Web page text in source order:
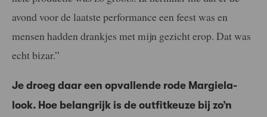
avond voor de laatste performance een feest was en
mensen hadden drankjes met mijn gezicht erop. Dat was
echt bizar.”
Je droeg daar een opvallende rode Margiela-
look. Hoe belangrijk is de outfitkeuze bij zo’n